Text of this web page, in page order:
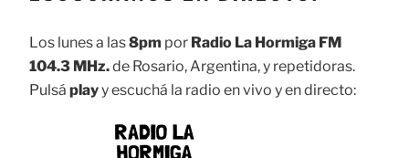
Los lunes a las8pm por Radio La Hormiga FM
104.3 MHz.de Rosario, Argentina, y repetidoras.
Pulsá playy escuchá la radio en vivo y en directo: